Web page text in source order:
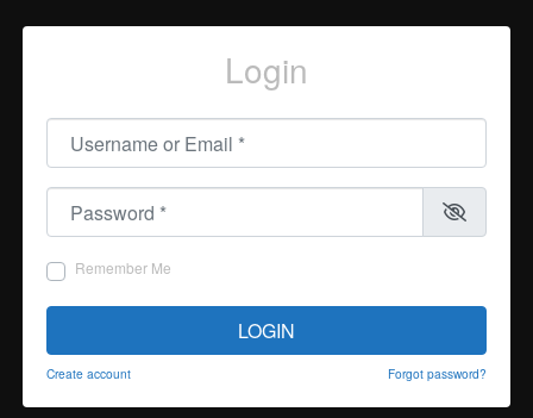
Login
Username or Email
Password
Remember Me
LOGIN
Create account Forgot password?